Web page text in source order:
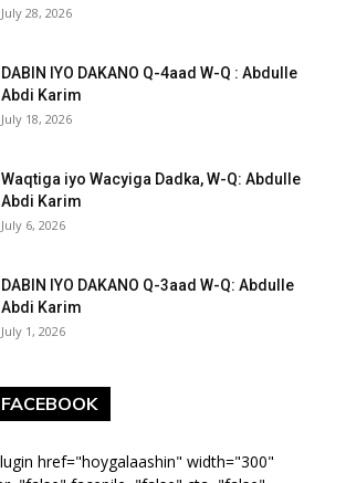
July 28, 2026
DABIN IYO DAKANO Q-4aad W-Q : Abdulle
Abdi Karim
July 18, 2026
Waqtiga iyo Wacyiga Dadka, W-Q: Abdulle
Abdi Karim
July 6, 2026
DABIN IYO DAKANO Q-3aad W-Q: Abdulle
Abdi Karim
July 1, 2026
href="hoygalaashin" width="300"